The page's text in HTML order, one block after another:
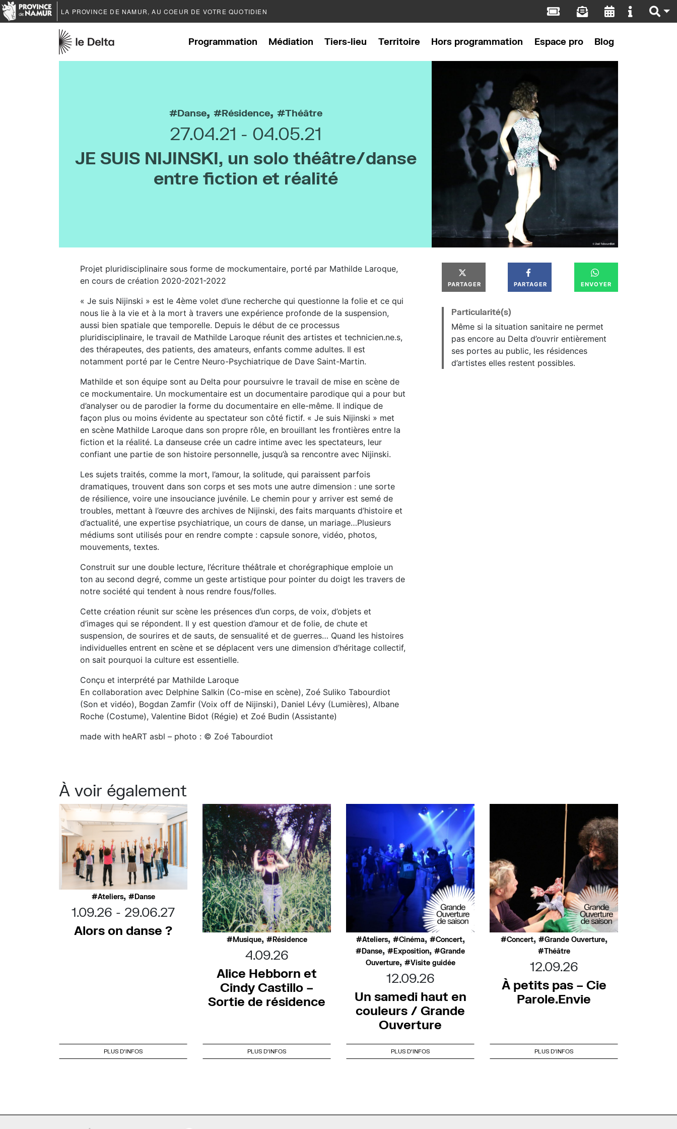
LA PROVINCE DE NAMUR, AU COEUR DE VOTRE QUOTIDIEN
Programmation Médiation Tiers-lieu Territoire Hors programmation Espace pro Blog
Danse, Résidence, Théâtre
27.04.21
04.05.21
JE SUIS NIJINSKI, un solo théâtre/danse
entre fiction et réalité
Projet pluridisciplinaire sous forme de mockumentaire, porté par Mathilde Laroque,
en cours de création 2020-2021-2022
« Je suis Nijinski » est le 4ème volet d’une recherche qui questionne la folie et ce qui
nous lie à la vie et à la mort à travers une expérience profonde de la suspension,
aussi bien spatiale que temporelle. Depuis le début de ce processus
pluridisciplinaire, le travail de Mathilde Laroque réunit des artistes et technicien.ne.s,
des thérapeutes, des patients, des amateurs, enfants comme adultes. Il est
notamment porté par le Centre Neuro-Psychiatrique de Dave Saint-Martin.
Mathilde et son équipe sont au Delta pour poursuivre le travail de mise en scène de
ce mockumentaire. Un mockumentaire est un documentaire parodique qui a pour but
d’analyser ou de parodier la forme du documentaire en elle-même. Il indique de
façon plus ou moins évidente au spectateur son côté fictif. « Je suis Nijinski » met
en scène Mathilde Laroque dans son propre rôle, en brouillant les frontières entre la
fiction et la réalité. La danseuse crée un cadre intime avec les spectateurs, leur
confiant une partie de son histoire personnelle, jusqu’à sa rencontre avec Nijinski.
Les sujets traités, comme la mort, l’amour, la solitude, qui paraissent parfois
dramatiques, trouvent dans son corps et ses mots une autre dimension : une sorte
de résilience, voire une insouciance juvénile. Le chemin pour y arriver est semé de
troubles, mettant à l’œuvre des archives de Nijinski, des faits marquants d’histoire et
d’actualité, une expertise psychiatrique, un cours de danse, un mariage…Plusieurs
médiums sont utilisés pour en rendre compte : capsule sonore, vidéo, photos,
mouvements, textes.
Construit sur une double lecture, l’écriture théâtrale et chorégraphique emploie un
ton au second degré, comme un geste artistique pour pointer du doigt les travers de
notre société qui tendent à nous rendre fous/folles.
Cette création réunit sur scène les présences d’un corps, de voix, d’objets et
d’images qui se répondent. Il y est question d’amour et de folie, de chute et
suspension, de sourires et de sauts, de sensualité et de guerres… Quand les histoires
individuelles entrent en scène et se déplacent vers une dimension d’héritage collectif,
on sait pourquoi la culture est essentielle.
Conçu et interprété par Mathilde Laroque
En collaboration avec Delphine Salkin (Co-mise en scène), Zoé Suliko Tabourdiot
(Son et vidéo), Bogdan Zamfir (Voix off de Nijinski), Daniel Lévy (Lumières), Albane
Roche (Costume), Valentine Bidot (Régie) et Zoé Budin (Assistante)
made with heART asbl – photo : © Zoé Tabourdiot
PARTAGER PARTAGER ENVOYER
Particularité(s)
Même si la situation sanitaire ne permet
pas encore au Delta d’ouvrir entièrement
ses portes au public, les résidences
d’artistes elles restent possibles.
À voir également
Ateliers, Danse
1.09.26
29.06.27
Alors on danse ?
PLUS D'INFOS
Musique, Résidence
4.09.26
Alice Hebborn et
Cindy Castillo –
Sortie de résidence
PLUS D'INFOS
Ateliers, Cinéma, Concert,
Danse, Exposition,
Grande
Ouverture, Visite guidée
12.09.26
Un samedi haut en
couleurs / Grande
Ouverture
PLUS D'INFOS
Concert, Grande Ouverture,
Théâtre
12.09.26
À petits pas – Cie
Parole.Envie
PLUS D'INFOS